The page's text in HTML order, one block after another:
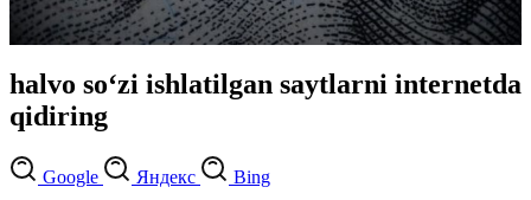
halvo so‘zi ishlatilgan saytlarni internetda
qidiring
Google Яндекс Bing